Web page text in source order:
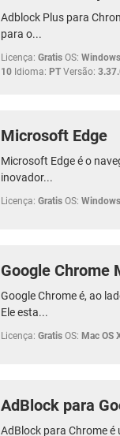
Adblock Plus para
para o...
Licença: Gratis OS:
10 Idioma: PT Versão:
Microsoft Edge
Microsoft Edge é o
inovador...
Licença: Gratis OS:
Google Chrome
Google Chrome é, ao
Ele esta...
Licença: Gratis OS: Mac OS
AdBlock para
AdBlock para Chrome